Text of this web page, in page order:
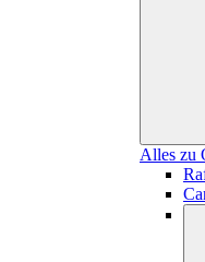
Alles zu